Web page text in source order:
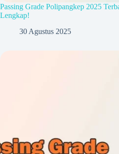
Passing Grade Polipangkep 2025
Lengkap!
30 Agustus 2025